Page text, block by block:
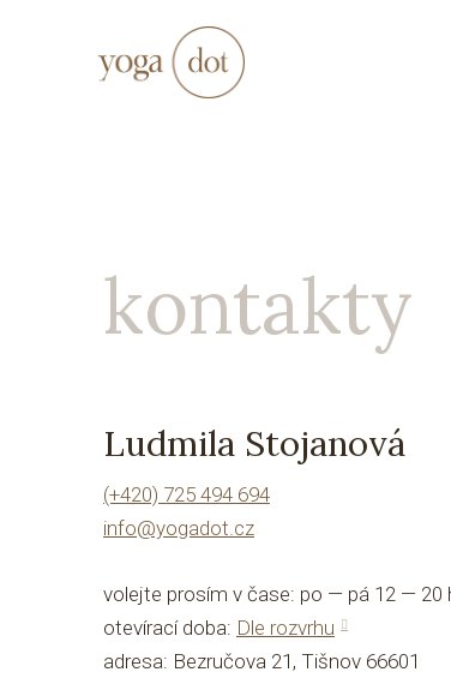
kontakty
Ludmila Stojanová
(+420) 725 494 694
info@yogadot.cz
volejte prosím v čase: po — pá 12 — 20
otevírací doba: Dle rozvrhu
adresa: Bezručova 21, Tišnov 66601